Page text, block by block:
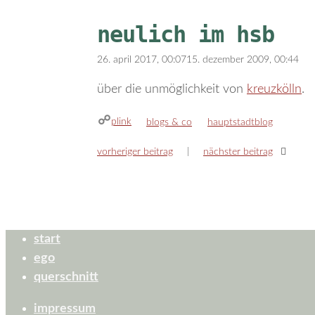
neulich im hsb
26. april 2017, 00:0715. dezember 2009, 00:44
über die unmöglichkeit von kreuzkölln.
plink kategorien
blogs & co schlagwörter
hauptstadtblog
vorheriger beitrag nächster beitrag
start
ego
querschnitt
impressum